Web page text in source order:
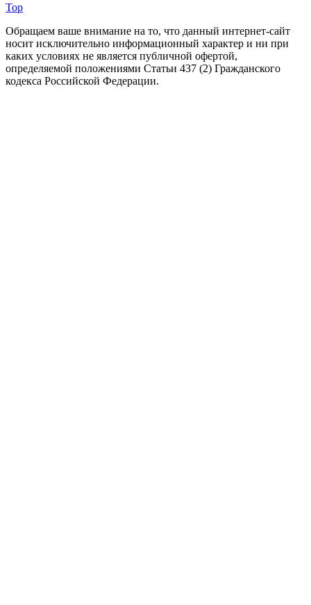
Top
Обращаем ваше внимание на то, что данный интернет-сайт
носит исключительно информационный характер и ни при
каких условиях не является публичной офертой,
определяемой положениями Статьи 437 (2) Гражданского
кодекса Российской Федерации.